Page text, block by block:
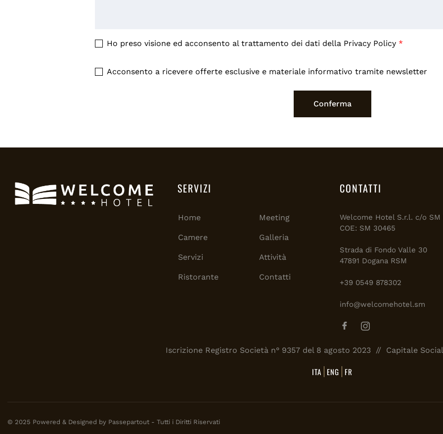
Ho preso visione ed acconsento al trattamento dei dati della Privacy Policy *
Acconsento a ricevere offerte esclusive e materiale informativo tramite newsletter
SERVIZI
Home
Camere
Servizi
Ristorante
Meeting
Galleria
Attività
Contatti
CONTATTI
Welcome Hotel S.r.l. c/o SM
COE: SM 30465
Strada di Fondo Valle 30
47891 Dogana RSM
+39 0549 878302
info@welcomehotel.sm
Iscrizione Registro Società n° 9357 del 8 agosto 2023 // Capitale
ITA ENG FR
© 2025 Powered & Designed by Passepartout - Tutti i Diritti Riservati